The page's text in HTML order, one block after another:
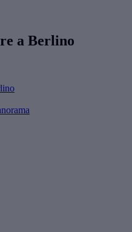
a Berlino